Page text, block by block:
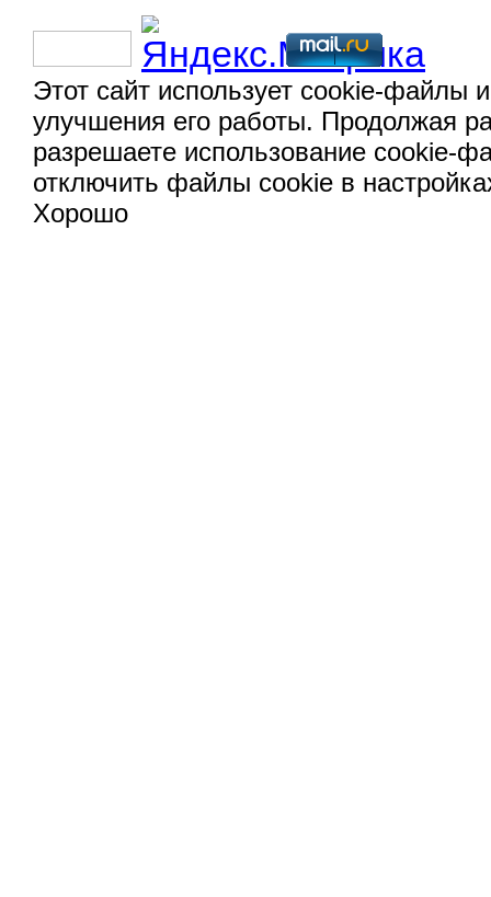
Этот сайт использует cookie-файлы
улучшения его работы. Продолжая
разрешаете использование cookie-
отключить файлы cookie в
Хорошо